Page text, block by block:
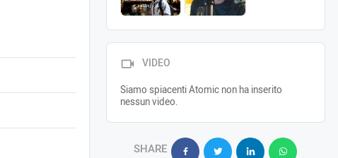
VIDEO
Siamo spiacenti Atomic non ha inserito
nessun video.
SHARE